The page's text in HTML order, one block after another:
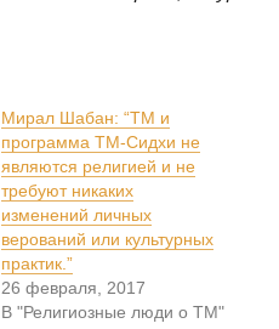
Мирал Шабан: “ТМ и
программа ТМ-Сидхи не
являются религией и не
требуют никаких
изменений личных
верований или культурных
практик.”
26 февраля, 2017
В "Религиозные люди о ТМ"